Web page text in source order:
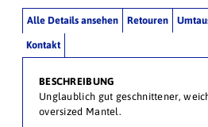
Alle Details ansehen Retouren
Kontakt
BESCHREIBUNG
Unglaublich gut geschnittener,
oversized Mantel.